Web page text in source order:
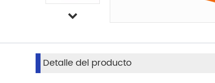
Detalle del producto